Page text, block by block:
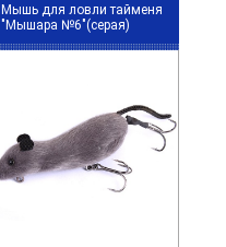
Мышь для ловли тайменя
"Мышара №6"(серая)